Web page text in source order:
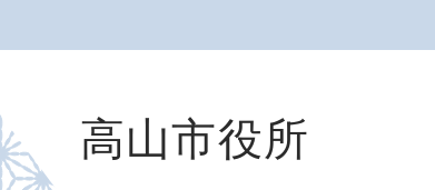
高山市役所